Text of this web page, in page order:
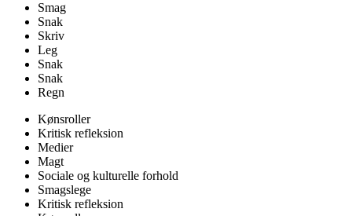
Smag
Snak
Skriv
Leg
Snak
Snak
Regn
Kønsroller
Kritisk refleksion
Medier
Magt
Sociale og kulturelle forhold
Smagslege
Kritisk refleksion